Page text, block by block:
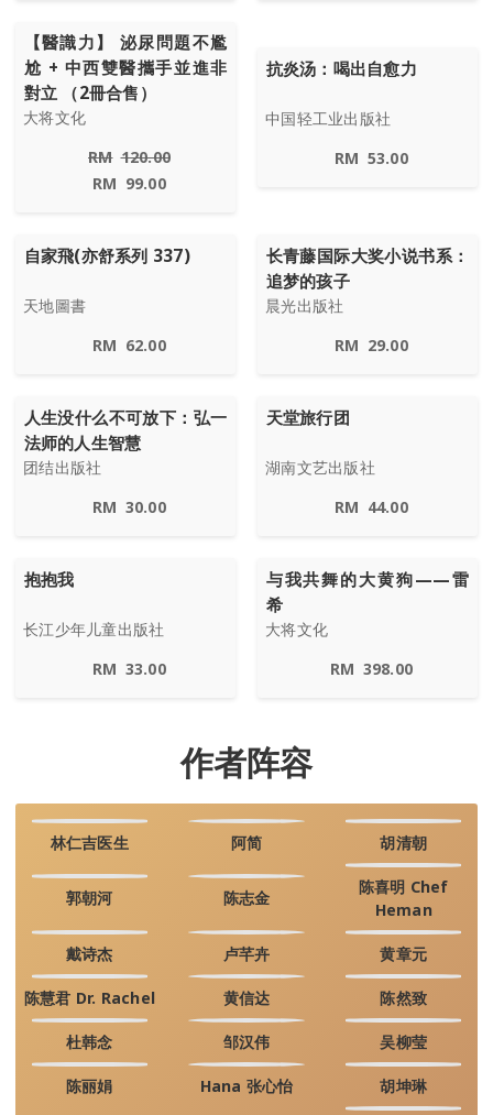
【醫識力】 泌尿問題不尷
尬 + 中西雙醫攜手並進非
對立 （2冊合售）
大将文化
RM 120.00
RM 99.00
抗炎汤：喝出自愈力
中国轻工业出版社
RM 53.00
自家飛(亦舒系列 337)
天地圖書
RM 62.00
长青藤国际大奖小说书系：
追梦的孩子
晨光出版社
RM 29.00
人生没什么不可放下：弘一
法师的人生智慧
团结出版社
RM 30.00
天堂旅行团
湖南文艺出版社
RM 44.00
抱抱我
长江少年儿童出版社
RM 33.00
与我共舞的大黄狗——雷
希
大将文化
RM 398.00
作者阵容
林仁吉医生 阿简 胡清朝
郭朝河 陈志金
陈喜明 Chef
Heman
戴诗杰 卢芊卉 黄章元
陈慧君 Dr. Rachel 黄信达 陈然致
杜韩念 邹汉伟 吴柳莹
陈丽娟 Hana 张心怡 胡坤琳